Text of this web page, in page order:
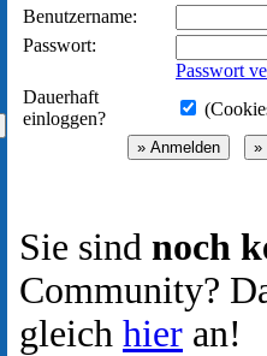
Benutzername:
Passwort:
Passwort
Dauerhaft
einloggen?
Sie sind noch
Community?
gleich hier an!